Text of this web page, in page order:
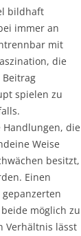
bildhaft
immer an
mit
die
spielen zu
die
Weise
besitzt,
Einen
möglich zu
Verhältnis lässt